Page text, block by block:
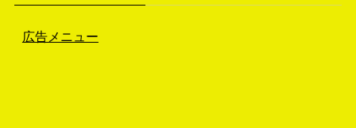
広告メニュー